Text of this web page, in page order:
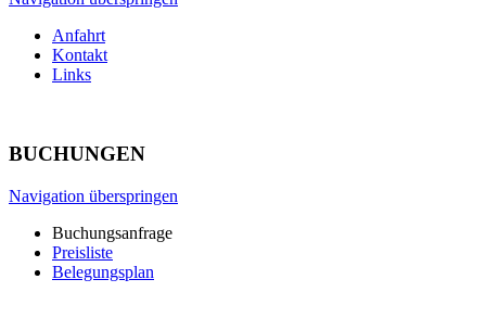
Anfahrt
Kontakt
Links
BUCHUNGEN
Navigation überspringen
Buchungsanfrage
Preisliste
Belegungsplan